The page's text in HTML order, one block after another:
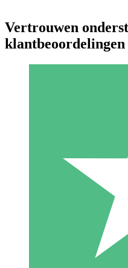
Individuele
Betaal per gebruik met
Vertrouwen
klantbeoordelingen